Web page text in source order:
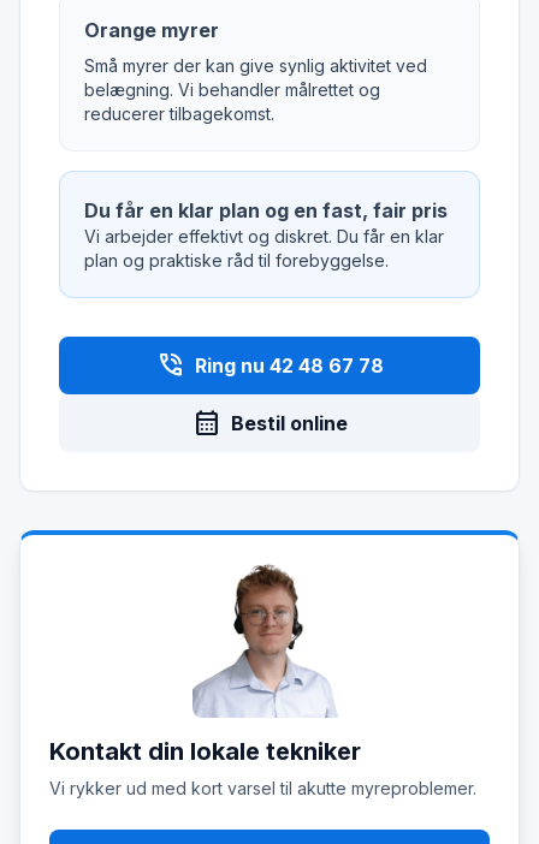
Orange myrer
Små myrer der kan give synlig aktivitet ved
belægning. Vi behandler målrettet og
reducerer tilbagekomst.
Du får en klar plan og en fast, fair pris
Vi arbejder effektivt og diskret. Du får en klar
plan og praktiske råd til forebyggelse.
phone_in_talk Ring nu 42 48 67 78
calendar_month Bestil online
Kontakt din lokale tekniker
Vi rykker ud med kort varsel til akutte myreproblemer.